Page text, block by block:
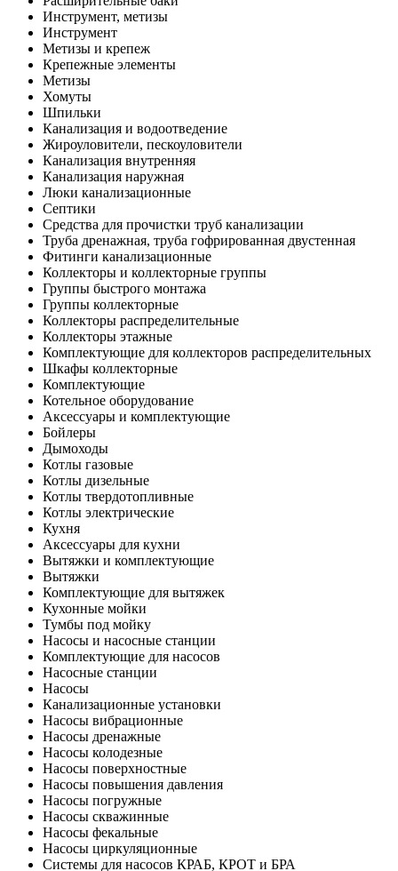
Инструмент, метизы
Инструмент
Метизы и крепеж
Крепежные элементы
Метизы
Хомуты
Шпильки
Канализация и водоотведение
Жироуловители, пескоуловители
Канализация внутренняя
Канализация наружная
Люки канализационные
Септики
Средства для прочистки труб канализации
Труба дренажная, труба гофрированная двустенная
Фитинги канализационные
Коллекторы и коллекторные группы
Группы быстрого монтажа
Группы коллекторные
Коллекторы распределительные
Коллекторы этажные
Комплектующие для коллекторов распределительных
Шкафы коллекторные
Комплектующие
Котельное оборудование
Аксессуары и комплектующие
Бойлеры
Дымоходы
Котлы газовые
Котлы дизельные
Котлы твердотопливные
Котлы электрические
Кухня
Аксессуары для кухни
Вытяжки и комплектующие
Вытяжки
Комплектующие для вытяжек
Кухонные мойки
Тумбы под мойку
Насосы и насосные станции
Комплектующие для насосов
Насосные станции
Насосы
Канализационные установки
Насосы вибрационные
Насосы дренажные
Насосы колодезные
Насосы поверхностные
Насосы повышения давления
Насосы погружные
Насосы скважинные
Насосы фекальные
Насосы циркуляционные
Системы для насосов КРАБ, КРОТ и БРА